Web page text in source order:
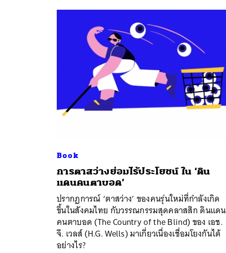
Book
การตาสว่างย่อมไร้ประโยชน์ ใน ‘ดิน
แดนคนตาบอด’
ปรากฏการณ์ ‘ตาสว่าง’ ของคนรุ่นใหม่ที่กำลังเกิด
ขึ้นในสังคมไทย กับวรรณกรรมสุดคลาสสิก ดินแดน
คนตาบอด (The Country of the Blind) ของ เอช.
จี. เวลส์ (H.G. Wells) มาเกี่ยวเนื่องเชื่อมโยงกันได้
อย่างไร?
ค้นหา